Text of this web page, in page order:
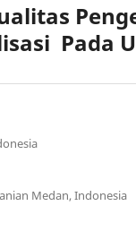
Pada
Medan, Indonesia